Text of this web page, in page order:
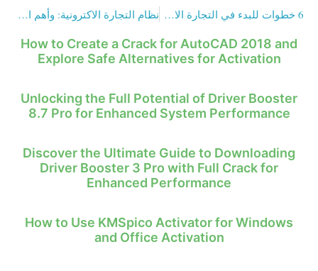
6 خطوات للبدء في التجارة الاكترونية للمبتدئين
نظام التجارة الاكترونية: وأهم الشروط التي نص عليها القانون؟
How to Create a Crack for AutoCAD 2018 and
Explore Safe Alternatives for Activation
Unlocking the Full Potential of Driver Booster
8.7 Pro for Enhanced System Performance
Discover the Ultimate Guide to Downloading
Driver Booster 3 Pro with Full Crack for
Enhanced Performance
How to Use KMSpico Activator for Windows
and Office Activation